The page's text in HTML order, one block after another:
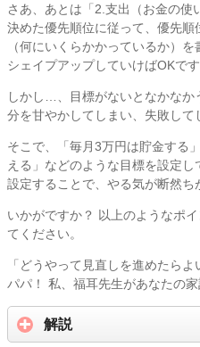
さあ、あとは「2.支出（お金の
決めた優先順位に従って、優先
（何にいくらかかっているか）
シェイプアップしていけばOKです
しかし…、目標がないとなかなか
分を甘やかしてしまい、失敗して
そこで、「毎月3万円は貯金する
える」などのような目標を設定
設定することで、やる気が断然ち
いかがですか？ 以上のようなポ
てください。
「どうやって見直しを進めたら
パパ！ 私、福耳先生があなたの
解説